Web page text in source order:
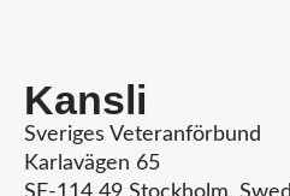
Kansli
Sveriges Veteranförbund
Karlavägen 65